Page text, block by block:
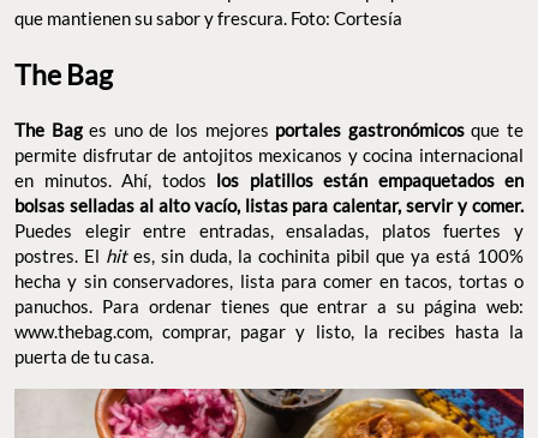
que mantienen su sabor y frescura. Foto: Cortesía
The Bag
The Bages uno de los mejores portales gastronómicosque te
permite disfrutar de antojitos mexicanos y cocina internacional
en minutos. Ahí, todos los platillos están empaquetados en
bolsas selladas al alto vacío, listas para calentar, servir y comer.
Puedes elegir entre entradas, ensaladas, platos fuertes y
postres. El hit es, sin duda, la cochinita pibil que ya está 100%
hecha y sin conservadores, lista para comer en tacos, tortas o
panuchos. Para ordenar tienes que entrar a su página web:
www.thebag.com, comprar, pagar y listo, la recibes hasta la
puerta de tu casa.